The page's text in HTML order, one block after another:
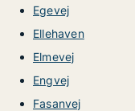
Egevej
Ellehaven
Elmevej
Engvej
Fasanvej